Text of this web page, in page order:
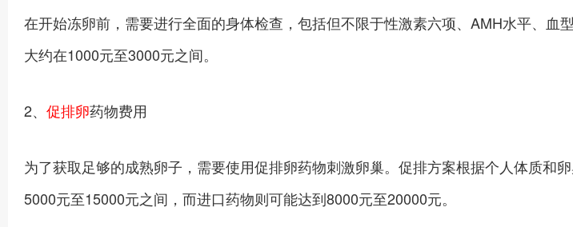
在开始冻卵前，需要进行全面的身体检查，包括但不限于性激素六项、AMH水平、血
大约在1000元至3000元之间。
2、 促排卵药物费用
为了获取足够的成熟卵子，需要使用促排卵药物刺激卵巢。促排方案根据个人体质和
5000元至15000元之间，而进口药物则可能达到8000元至20000元。